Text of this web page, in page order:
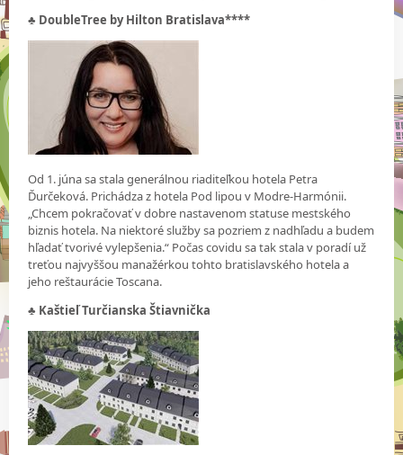
♣ DoubleTree by Hilton Bratislava****
Od 1. júna sa stala generálnou riaditeľkou hotela Petra
Ďurčeková. Prichádza z hotela Pod lipou v Modre-Harmónii.
„Chcem pokračovať v dobre nastavenom statuse mestského
biznis hotela. Na niektoré služby sa pozriem z nadhľadu a budem
hľadať tvorivé vylepšenia.“ Počas covidu sa tak stala v poradí už
treťou najvyššou manažérkou tohto bratislavského hotela a
jeho reštaurácie Toscana.
♣ Kaštieľ Turčianska Štiavnička